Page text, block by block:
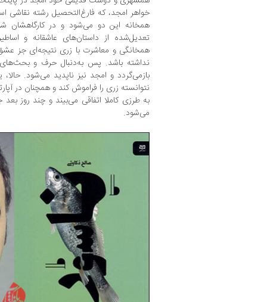
خواهر امجد، که فارغ‌التحصیل رشته‌
همخانه‌ این دو می‌شود و در کارگاهشان
تعدیل‌شده از داستان‌های عاشقانه و
همخانگی و معاشرت با زری نتیجه‌ای جز
نداشته باشد. پس به‌دنبال حرف و
بازمی‌گردد و امجد نیز ناپدید می‌شود.
نتوانسته زری را فراموش کند و همچنان در
به طرزی کاملا اتفاقی می‌بیند و چند روز
می‌شود.